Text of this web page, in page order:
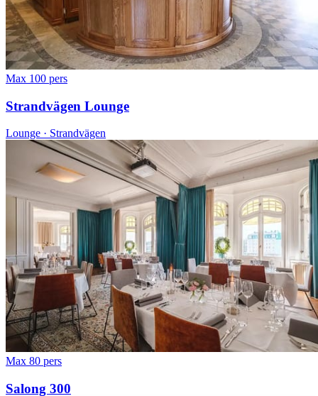
Max 100 pers
Strandvägen Lounge
Lounge · Strandvägen
Max 80 pers
Salong 300